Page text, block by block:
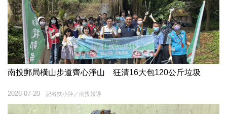
南投郵局橫山步道齊心淨山 狂清16大包120公斤垃圾
記者扶小萍／南投報導
2026-07-20